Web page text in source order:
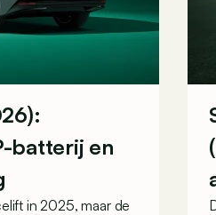
batterij en
in 2025, maar de